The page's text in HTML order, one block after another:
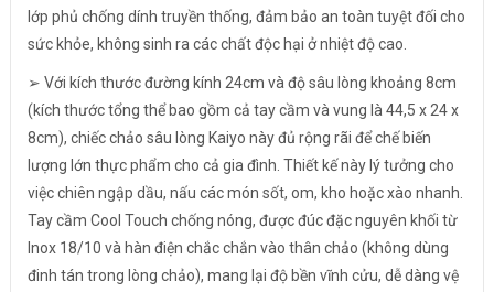
lớp phủ chống dính truyền thống, đảm bảo an toàn tuyệt đối cho
sức khỏe, không sinh ra các chất độc hại ở nhiệt độ cao.
➢ Với kích thước đường kính 24cm và độ sâu lòng khoảng 8cm
(kích thước tổng thể bao gồm cả tay cầm và vung là 44,5 x 24 x
8cm), chiếc chảo sâu lòng Kaiyo này đủ rộng rãi để chế biến
lượng lớn thực phẩm cho cả gia đình. Thiết kế này lý tưởng cho
việc chiên ngập dầu, nấu các món sốt, om, kho hoặc xào nhanh.
Tay cầm Cool Touch chống nóng, được đúc đặc nguyên khối từ
Inox 18/10 và hàn điện chắc chắn vào thân chảo (không dùng
đinh tán trong lòng chảo), mang lại độ bền vĩnh cửu, dễ dàng vệ